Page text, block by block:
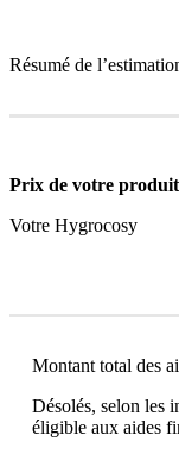
Résumé de
Prix de votre produit
Votre Hygrocosy
Montant total des
Désolés, selon les
éligible aux aides